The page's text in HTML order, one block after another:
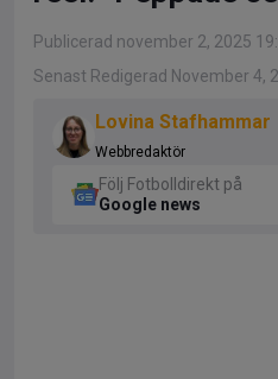
Publicerad november 2, 2025
Senast Redigerad November 4,
Lovina Stafhammar
Webbredaktör
Följ Fotbolldirekt på
Google news